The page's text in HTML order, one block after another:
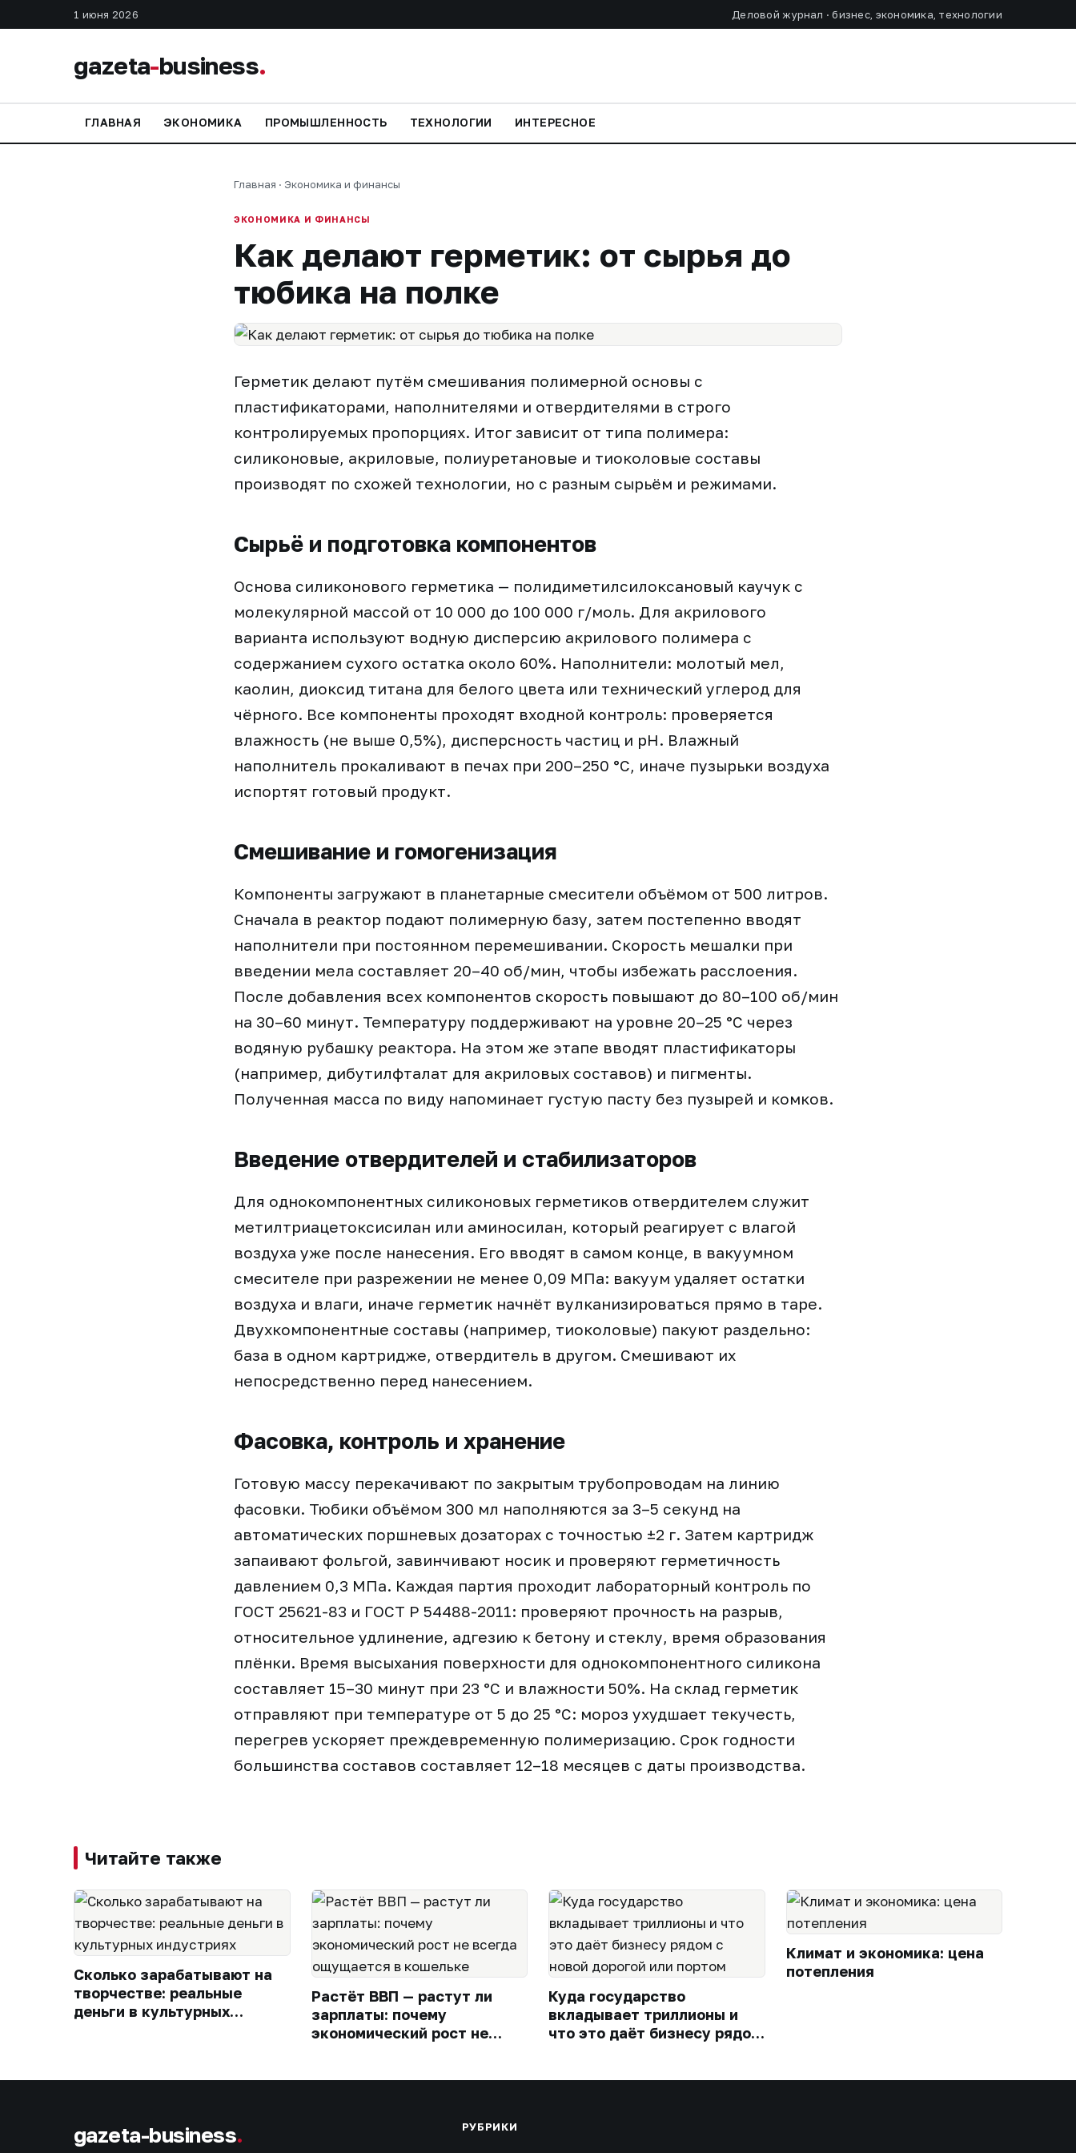
1 июня 2026 Деловой журнал · бизнес, экономика, технологии
gazeta-business.
ГЛАВНАЯ ЭКОНОМИКА ПРОМЫШЛЕННОСТЬ ТЕХНОЛОГИИ ИНТЕРЕСНОЕ
Главная · Экономика и финансы
ЭКОНОМИКА И ФИНАНСЫ
Как делают герметик: от сырья до
тюбика на полке
Герметик делают путём смешивания полимерной основы с
пластификаторами, наполнителями и отвердителями в строго
контролируемых пропорциях. Итог зависит от типа полимера:
силиконовые, акриловые, полиуретановые и тиоколовые составы
производят по схожей технологии, но с разным сырьём и режимами.
Сырьё и подготовка компонентов
Основа силиконового герметика — полидиметилсилоксановый каучук с
молекулярной массой от 10 000 до 100 000 г/моль. Для акрилового
варианта используют водную дисперсию акрилового полимера с
содержанием сухого остатка около 60%. Наполнители: молотый мел,
каолин, диоксид титана для белого цвета или технический углерод для
чёрного. Все компоненты проходят входной контроль: проверяется
влажность (не выше 0,5%), дисперсность частиц и pH. Влажный
наполнитель прокаливают в печах при 200–250 °C, иначе пузырьки воздуха
испортят готовый продукт.
Смешивание и гомогенизация
Компоненты загружают в планетарные смесители объёмом от 500 литров.
Сначала в реактор подают полимерную базу, затем постепенно вводят
наполнители при постоянном перемешивании. Скорость мешалки при
введении мела составляет 20–40 об/мин, чтобы избежать расслоения.
После добавления всех компонентов скорость повышают до 80–100 об/мин
на 30–60 минут. Температуру поддерживают на уровне 20–25 °C через
водяную рубашку реактора. На этом же этапе вводят пластификаторы
(например, дибутилфталат для акриловых составов) и пигменты.
Полученная масса по виду напоминает густую пасту без пузырей и комков.
Введение отвердителей и стабилизаторов
Для однокомпонентных силиконовых герметиков отвердителем служит
метилтриацетоксисилан или аминосилан, который реагирует с влагой
воздуха уже после нанесения. Его вводят в самом конце, в вакуумном
смесителе при разрежении не менее 0,09 МПа: вакуум удаляет остатки
воздуха и влаги, иначе герметик начнёт вулканизироваться прямо в таре.
Двухкомпонентные составы (например, тиоколовые) пакуют раздельно:
база в одном картридже, отвердитель в другом. Смешивают их
непосредственно перед нанесением.
Фасовка, контроль и хранение
Готовую массу перекачивают по закрытым трубопроводам на линию
фасовки. Тюбики объёмом 300 мл наполняются за 3–5 секунд на
автоматических поршневых дозаторах с точностью ±2 г. Затем картридж
запаивают фольгой, завинчивают носик и проверяют герметичность
давлением 0,3 МПа. Каждая партия проходит лабораторный контроль по
ГОСТ 25621-83 и ГОСТ Р 54488-2011: проверяют прочность на разрыв,
относительное удлинение, адгезию к бетону и стеклу, время образования
плёнки. Время высыхания поверхности для однокомпонентного силикона
составляет 15–30 минут при 23 °C и влажности 50%. На склад герметик
отправляют при температуре от 5 до 25 °C: мороз ухудшает текучесть,
перегрев ускоряет преждевременную полимеризацию. Срок годности
большинства составов составляет 12–18 месяцев с даты производства.
Читайте также
Сколько зарабатывают на
творчестве: реальные
деньги в культурных
Растёт ВВП — растут ли
зарплаты: почему
экономический рост не
Куда государство
вкладывает триллионы и
что это даёт бизнесу рядом
Климат и экономика: цена
потепления
gazeta-business. РУБРИКИ